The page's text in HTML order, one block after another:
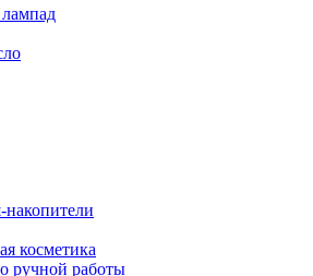
косметика
ручной работы